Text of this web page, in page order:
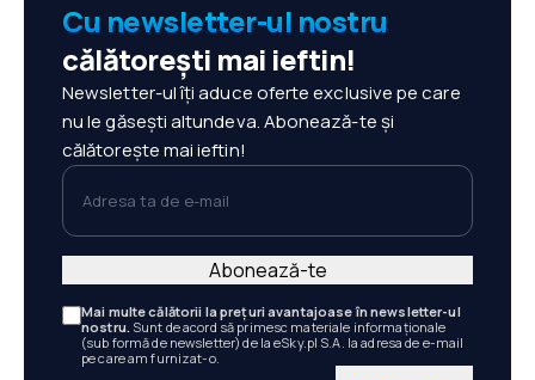
Cu newsletter-ul nostru
călătorești mai ieftin!
Newsletter-ul îți aduce oferte exclusive pe care
nu le găsești altundeva. Abonează-te și
călătorește mai ieftin!
Adresa ta de e-mail
Mai multe călătorii la prețuri avantajoase în newsletter-ul
nostru. Sunt de acord să primesc materiale informaționale
(sub formă de newsletter) de la eSky.pl S.A. la adresa de e-mail
pe care am furnizat-o.
Abonează-te